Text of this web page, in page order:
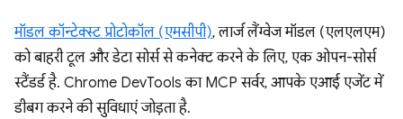
मॉडल कॉन्टेक्स्ट प्रोटोकॉल (एमसीपी), लार्ज लैंग्वेज मॉडल (एलएलएम)
को बाहरी टूल और डेटा सोर्स से कनेक्ट करने के लिए, एक ओपन-सोर्स
स्टैंडर्ड है. Chrome DevTools का MCP सर्वर, आपके एआई एजेंट में
डीबग करने की सुविधाएं जोड़ता है.